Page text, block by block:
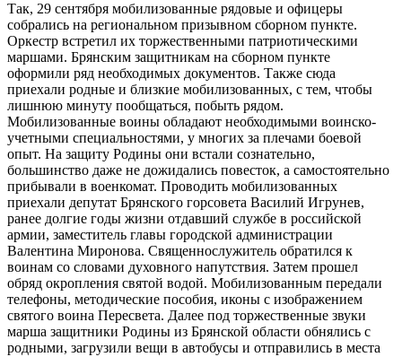
Так, 29 сентября мобилизованные рядовые и офицеры
собрались на региональном призывном сборном пункте.
Оркестр встретил их торжественными патриотическими
маршами. Брянским защитникам на сборном пункте
оформили ряд необходимых документов. Также сюда
приехали родные и близкие мобилизованных, с тем, чтобы
лишнюю минуту пообщаться, побыть рядом.
Мобилизованные воины обладают необходимыми воинско-
учетными специальностями, у многих за плечами боевой
опыт. На защиту Родины они встали сознательно,
большинство даже не дожидались повесток, а самостоятельно
прибывали в военкомат. Проводить мобилизованных
приехали депутат Брянского горсовета Василий Игрунев,
ранее долгие годы жизни отдавший службе в российской
армии, заместитель главы городской администрации
Валентина Миронова. Священнослужитель обратился к
воинам со словами духовного напутствия. Затем прошел
обряд окропления святой водой. Мобилизованным передали
телефоны, методические пособия, иконы с изображением
святого воина Пересвета. Далее под торжественные звуки
марша защитники Родины из Брянской области обнялись с
родными, загрузили вещи в автобусы и отправились в места